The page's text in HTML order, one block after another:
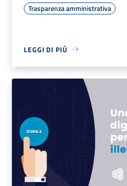
Trasparenza amministrativa
LEGGI DI PIÙ